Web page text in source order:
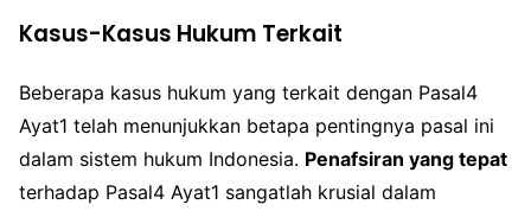
Kasus-Kasus Hukum Terkait
Beberapa kasus hukum yang terkait dengan Pasal4
Ayat1 telah menunjukkan betapa pentingnya pasal ini
dalam sistem hukum Indonesia. Penafsiran yang tepat
terhadap Pasal4 Ayat1 sangatlah krusial dalam